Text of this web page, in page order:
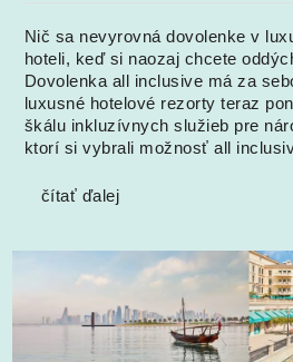
Nič sa nevyrovná dovolenke v
hoteli, keď si naozaj chcete
Dovolenka all inclusive má za
luxusné hotelové rezorty teraz
škálu inkluzívnych služieb pre
ktorí si vybrali možnosť all
čítať ďalej